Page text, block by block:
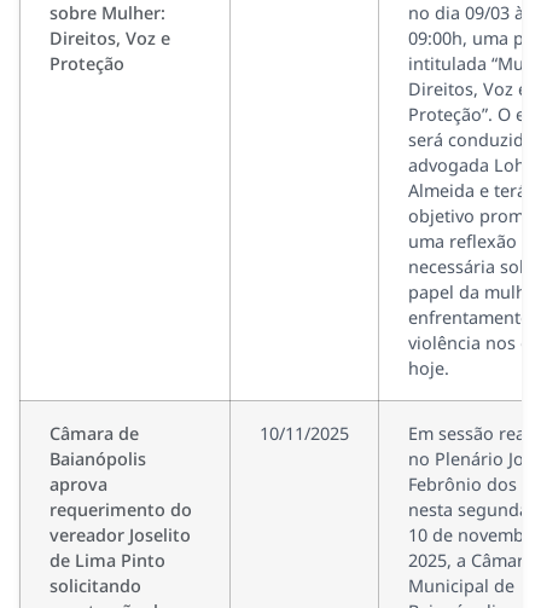
sobre Mulher:
Direitos, Voz e
Proteção
no dia 09/03 às
09:00h, uma
intitulada
Direitos, Voz e
Proteção”. O
será conduzido
advogada
Almeida e terá
objetivo
uma reflexão
necessária
papel da
enfrentamento
violência nos
hoje.
Câmara de
Baianópolis
aprova
requerimento do
vereador Joselito
de Lima Pinto
solicitando
10/11/2025
Em sessão
no Plenário
Febrônio dos
nesta segunda-
10 de
2025, a Câmara
Municipal de